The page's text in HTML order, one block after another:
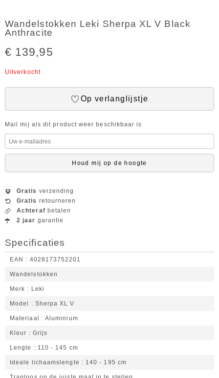
Wandelstokken Leki Sherpa XL V Black
Anthracite
€ 139,95
Uitverkocht
Op verlanglijstje
Mail mij als dit product weer beschikbaar is
Houd mij op de hoogte
Gratis verzending
Gratis retourneren
Achteraf betalen
2 jaar garantie
Specificaties
EAN 4028173752201
Wandelstokken
Merk Leki
Model Sherpa XL V
Materiaal Aluminium
Kleur Grijs
Lengte 110 - 145 cm
Ideale lichaamslengte 140 - 195 cm